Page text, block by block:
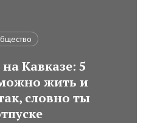
Кавказе: 5
жить и
словно ты